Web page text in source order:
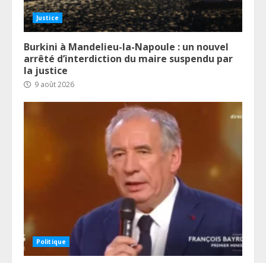
Justice
Burkini à Mandelieu-la-Napoule : un nouvel
arrêté d’interdiction du maire suspendu par
la justice
9 août 2026
Politique